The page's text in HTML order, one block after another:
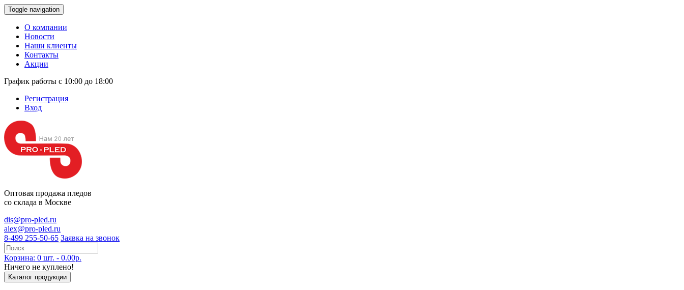
Toggle navigation
О компании
Новости
Наши клиенты
Контакты
Акции
График работы с 10:00 до 18:00
Регистрация
Вход
Оптовая продажа пледов
со склада в Москве
dis@pro-pled.ru
alex@pro-pled.ru
8-499 255-50-65 Заявка на звонок
Корзина: 0 шт. - 0.00р.
Ничего не куплено!
Каталог продукции